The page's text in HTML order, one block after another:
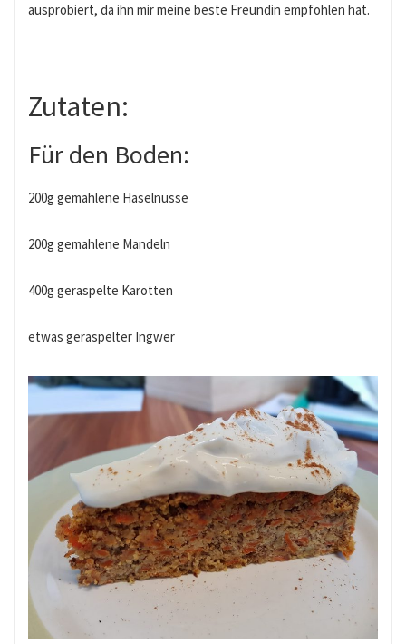
ausprobiert, da ihn mir meine beste Freundin empfohlen hat.
Zutaten:
Für den Boden:
200g gemahlene Haselnüsse
200g gemahlene Mandeln
400g geraspelte Karotten
etwas geraspelter Ingwer